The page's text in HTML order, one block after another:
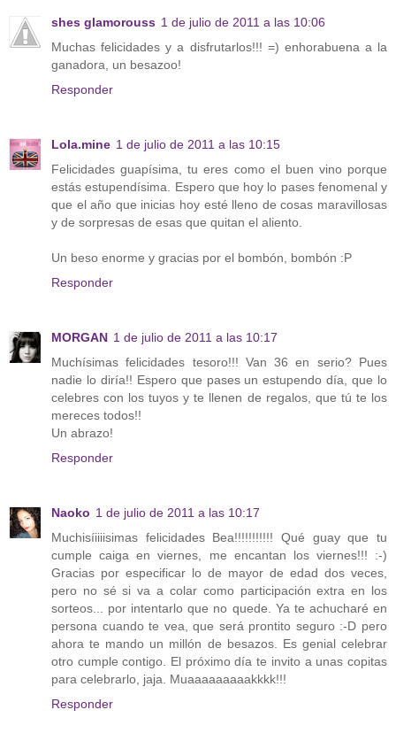
shes glamorouss 1 de julio de 2011 a las 10:06
Muchas felicidades y a disfrutarlos!!! =) enhorabuena a la
ganadora, un besazoo!
Responder
Lola.mine 1 de julio de 2011 a las 10:15
Felicidades guapísima, tu eres como el buen vino porque
estás estupendísima. Espero que hoy lo pases fenomenal y
que el año que inicias hoy esté lleno de cosas maravillosas
y de sorpresas de esas que quitan el aliento.
Un beso enorme y gracias por el bombón, bombón :P
Responder
MORGAN 1 de julio de 2011 a las 10:17
Muchísimas felicidades tesoro!!! Van 36 en serio? Pues
nadie lo diría!! Espero que pases un estupendo día, que lo
celebres con los tuyos y te llenen de regalos, que tú te los
mereces todos!!
Un abrazo!
Responder
Naoko 1 de julio de 2011 a las 10:17
Muchisíiiiisimas felicidades Bea!!!!!!!!!!! Qué guay que tu
cumple caiga en viernes, me encantan los viernes!!! :-)
Gracias por especificar lo de mayor de edad dos veces,
pero no sé si va a colar como participación extra en los
sorteos... por intentarlo que no quede. Ya te achucharé en
persona cuando te vea, que será prontito seguro :-D pero
ahora te mando un millón de besazos. Es genial celebrar
otro cumple contigo. El próximo día te invito a unas copitas
para celebrarlo, jaja. Muaaaaaaaaakkkk!!!
Responder